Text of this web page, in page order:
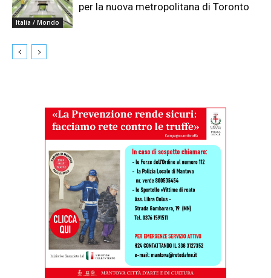
Italia / Mondo
per la nuova metropolitana di Toronto